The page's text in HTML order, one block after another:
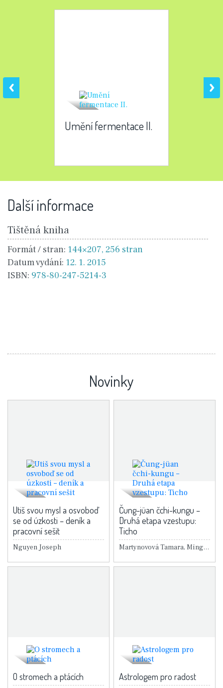
Umění fermentace II.
Další informace
Tištěná kniha
Formát / stran: 144×207, 256 stran
Datum vydání: 12. 1. 2015
ISBN: 978-80-247-5214-3
Novinky
Utiš svou mysl a osvoboď
se od úzkosti – deník a
pracovní sešit
Nguyen Joseph
Čung-jüan čchi-kungu –
Druhá etapa vzestupu:
Ticho
Martynovová Tamara, Ming-tchang Sü
O stromech a ptácích Astrologem pro radost